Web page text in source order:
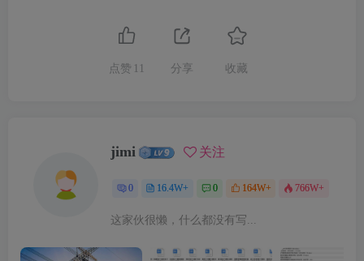
点赞 11 分享 收藏
jimi 关注
0 16.4W+ 0 164W+ 766W+
这家伙很懒，什么都没有写...